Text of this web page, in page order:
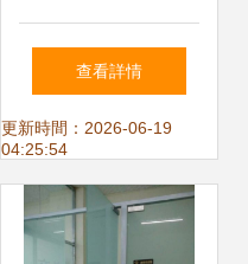
培訓好,首先鑫鳳教
育
查看詳情
更新時間：2026-06-19
04:25:54